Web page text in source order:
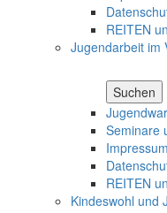
REITEN
Jugendarbeit im
Suchen
Seminare
Impressum
REITEN
Kindeswohl und